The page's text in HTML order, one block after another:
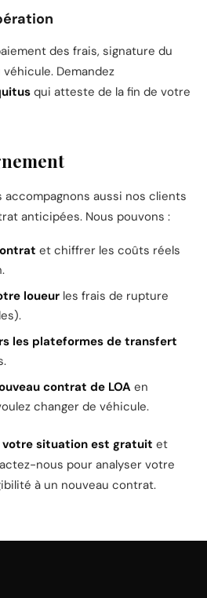
des frais, signature du
Demandez
qui atteste de la fin de votre
accompagnons aussi nos clients
anticipées. Nous pouvons :
et chiffrer les coûts réels
loueur les frais de rupture
les plateformes de transfert
contrat de LOA en
changer de véhicule.
situation est gratuit et
nous pour analyser votre
à un nouveau contrat.